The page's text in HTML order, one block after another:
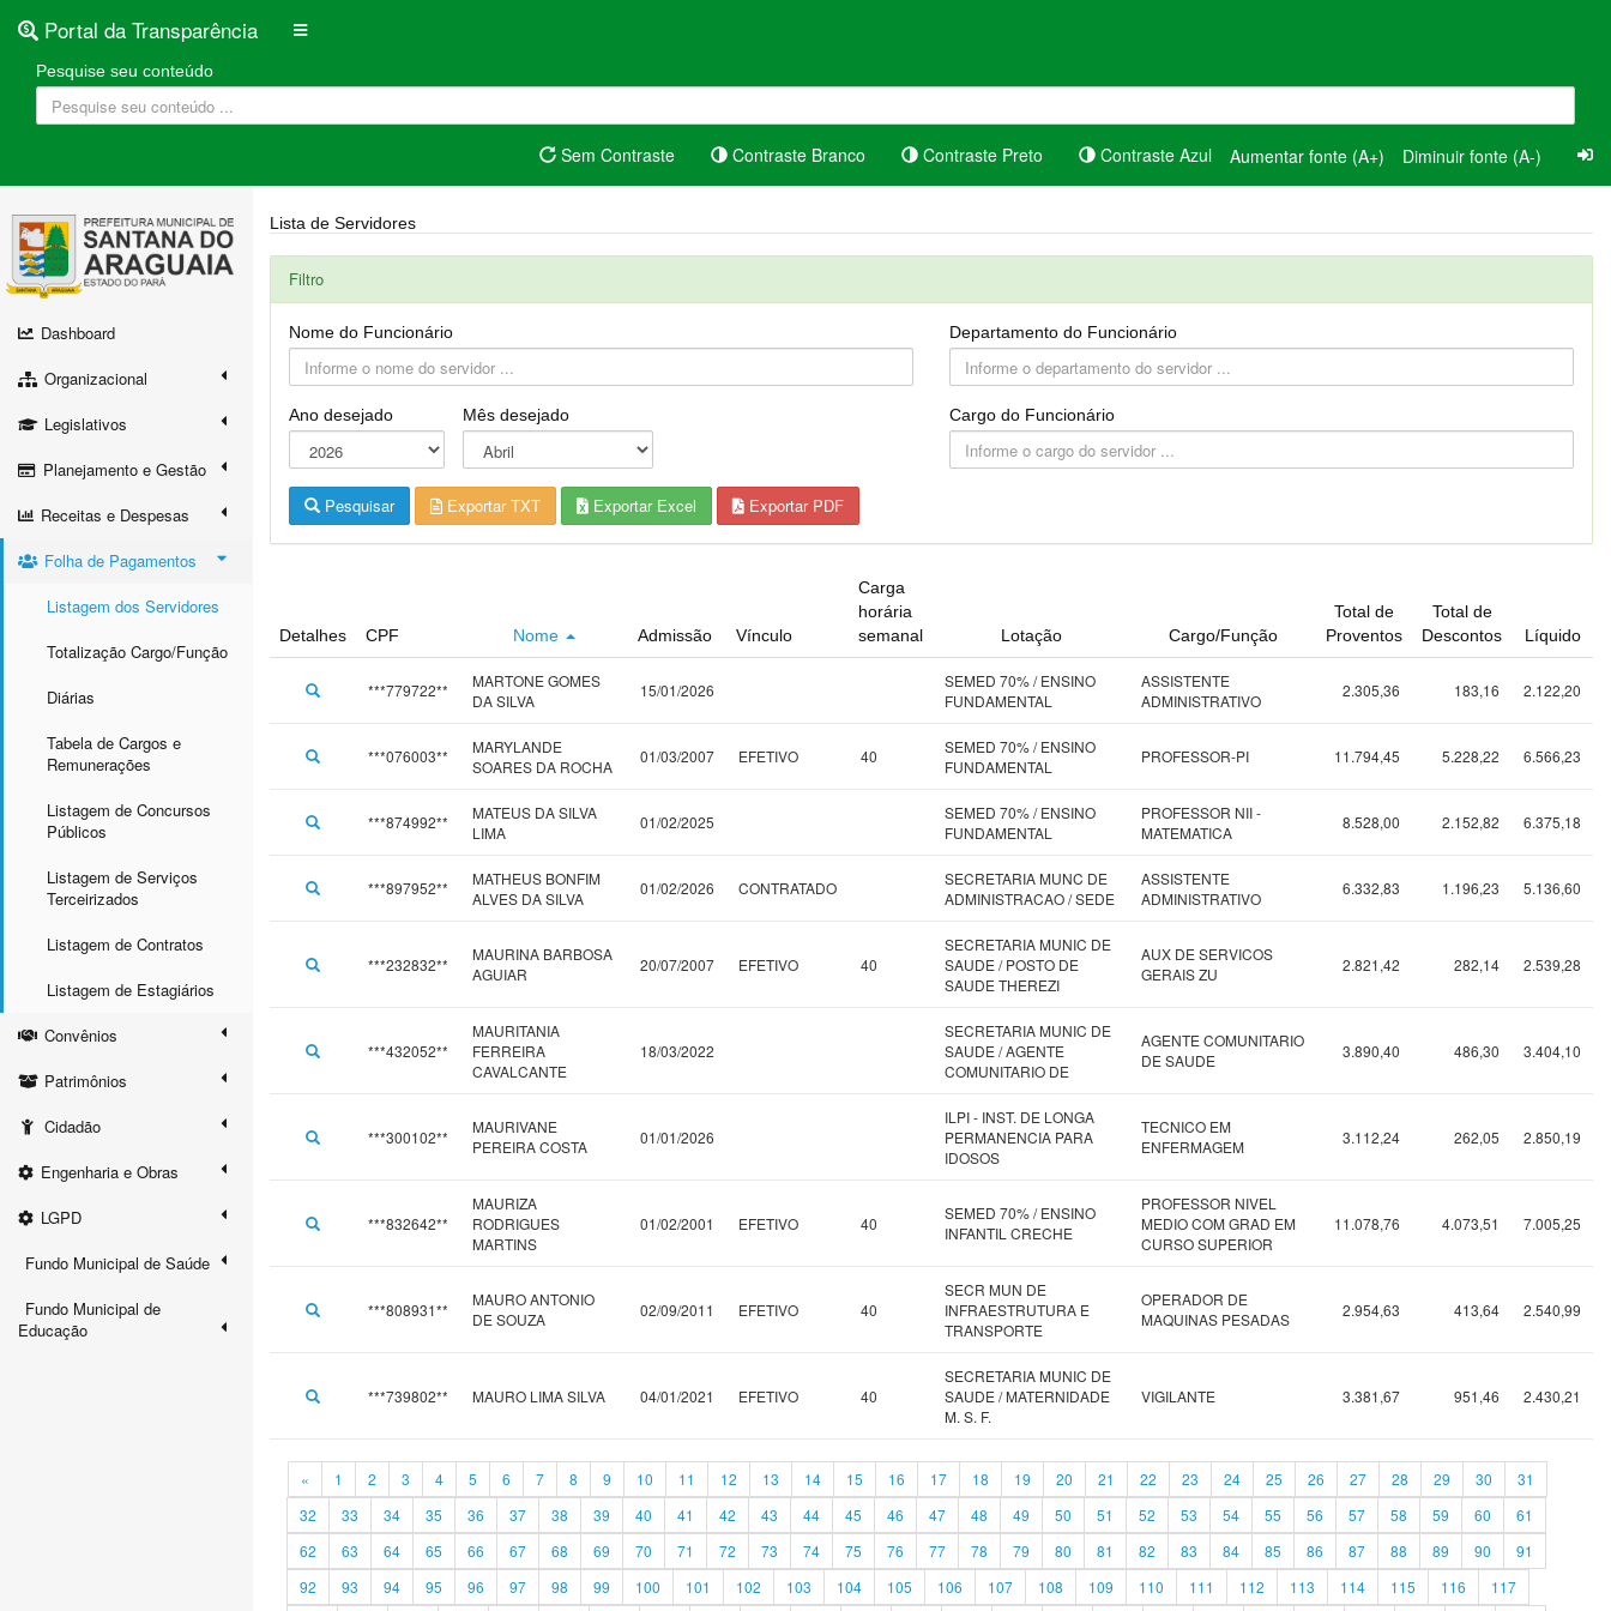
Portal da Transparência
Pesquise seu conteúdo
Sem Contraste Contraste Branco Contraste Preto Contraste Azul Aumentar fonte (A+) Diminuir fonte (A-)
Dashboard
Organizacional
Legislativos
Planejamento e Gestão
Receitas e Despesas
Folha de Pagamentos
Listagem dos Servidores
Totalização Cargo/Função
Diárias
Tabela de Cargos e
Remunerações
Listagem de Concursos
Públicos
Listagem de Serviços
Terceirizados
Listagem de Contratos
Listagem de Estagiários
Convênios
Patrimônios
Cidadão
Engenharia e Obras
LGPD
Fundo Municipal de Saúde
Fundo Municipal de
Educação
Lista de Servidores
Filtro
Nome do Funcionário
Ano desejado Mês desejado
Departamento do Funcionário
Cargo do Funcionário
Pesquisar Exportar TXT Exportar Excel Exportar PDF
Detalhes CPF Nome Admissão Vínculo
Carga
horária
semanal
Lotação Cargo/Função
Total de
Proventos
Total de
Descontos
Líquido
***779722**
MARTONE GOMES
DA SILVA
15/01/2026
SEMED 70% / ENSINO
FUNDAMENTAL
ASSISTENTE
ADMINISTRATIVO
2.305,36 183,16 2.122,20
***076003**
MARYLANDE
SOARES DA ROCHA
01/03/2007 EFETIVO 40
SEMED 70% / ENSINO
FUNDAMENTAL
PROFESSOR-PI 11.794,45 5.228,22 6.566,23
***874992**
MATEUS DA SILVA
LIMA
01/02/2025
SEMED 70% / ENSINO
FUNDAMENTAL
PROFESSOR NII -
MATEMATICA
8.528,00 2.152,82 6.375,18
***897952**
MATHEUS BONFIM
ALVES DA SILVA
01/02/2026 CONTRATADO
SECRETARIA MUNC DE
ADMINISTRACAO / SEDE
ASSISTENTE
ADMINISTRATIVO
6.332,83 1.196,23 5.136,60
***232832**
MAURINA BARBOSA
AGUIAR
20/07/2007 EFETIVO 40
SECRETARIA MUNIC DE
SAUDE / POSTO DE
SAUDE THEREZI
AUX DE SERVICOS
GERAIS ZU
2.821,42 282,14 2.539,28
***432052**
MAURITANIA
FERREIRA
CAVALCANTE
18/03/2022
SECRETARIA MUNIC DE
SAUDE / AGENTE
COMUNITARIO DE
AGENTE COMUNITARIO
DE SAUDE
3.890,40 486,30 3.404,10
***300102**
MAURIVANE
PEREIRA COSTA
01/01/2026
ILPI - INST. DE LONGA
PERMANENCIA PARA
IDOSOS
TECNICO EM
ENFERMAGEM
3.112,24 262,05 2.850,19
***832642**
MAURIZA
RODRIGUES
MARTINS
01/02/2001 EFETIVO 40
SEMED 70% / ENSINO
INFANTIL CRECHE
PROFESSOR NIVEL
MEDIO COM GRAD EM
CURSO SUPERIOR
11.078,76 4.073,51 7.005,25
***808931**
MAURO ANTONIO
DE SOUZA
02/09/2011 EFETIVO 40
SECR MUN DE
INFRAESTRUTURA E
TRANSPORTE
OPERADOR DE
MAQUINAS PESADAS
2.954,63 413,64 2.540,99
***739802** MAURO LIMA SILVA 04/01/2021 EFETIVO 40
SECRETARIA MUNIC DE
SAUDE / MATERNIDADE
M. S. F.
VIGILANTE 3.381,67 951,46 2.430,21
« 1 2 3 4 5 6 7 8 9 10 11 12 13 14 15 16 17 18 19 20 21 22 23 24 25 26 27 28 29 30
31
32
33 34 35 36 37 38 39 40 41 42 43 44 45 46 47 48 49 50 51 52 53 54 55 56 57 58 59 60
61
62
63 64 65 66 67 68 69 70 71 72 73 74 75 76 77 78 79 80 81 82 83 84 85 86 87 88 89 90
91
92
93 94 95 96 97 98 99 100 101 102 103 104 105 106 107 108 109 110 111 112 113 114 115 116 117